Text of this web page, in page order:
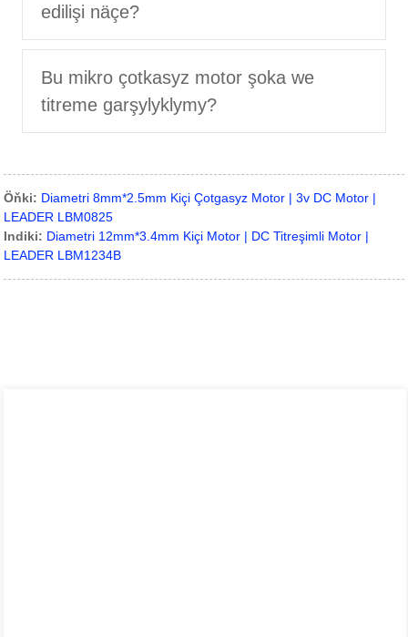
edilişi näçe?
Bu mikro çotkasyz motor şoka we
titreme garşylyklymy?
Öňki: Diametri 8mm*2.5mm Kiçi Çotgasyz Motor | 3v DC Motor |
LEADER LBM0825
Indiki: Diametri 12mm*3.4mm Kiçi Motor | DC Titreşimli Motor |
LEADER LBM1234B